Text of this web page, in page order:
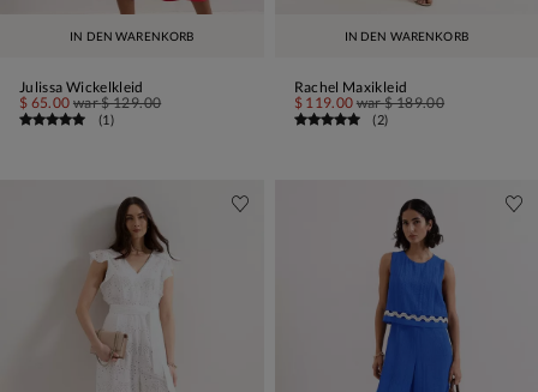
IN DEN WARENKORB
Julissa Wickelkleid
$ 65.00 war$ 129.00
(1)
IN DEN WARENKORB
Rachel Maxikleid
$ 119.00 war$ 189.00
(2)